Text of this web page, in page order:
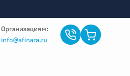
Организациям:
info@afinara.ru